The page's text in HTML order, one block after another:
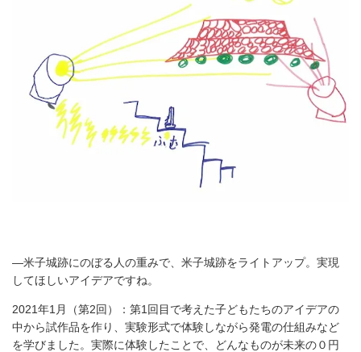
―米子城跡にのぼる人の重みで、米子城跡をライトアップ。実現
してほしいアイデアですね。
2021年1月（第2回）：第1回目で考えた子どもたちのアイデアの
中から試作品を作り、実験形式で体験しながら発電の仕組みなど
を学びました。実際に体験したことで、どんなものが未来の０円